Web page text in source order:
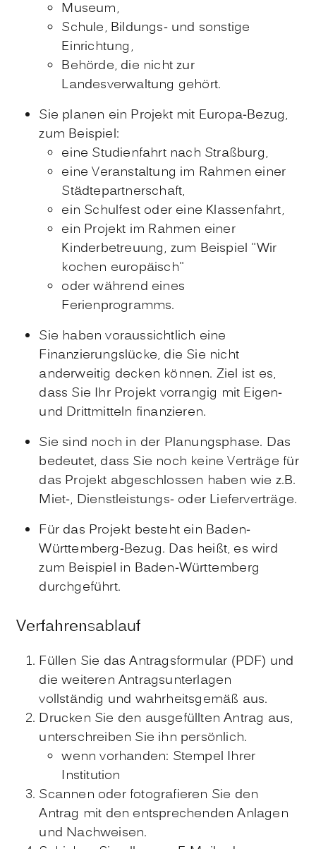
Museum,
Schule, Bildungs- und sonstige
Einrichtung,
Behörde, die nicht zur
Landesverwaltung gehört.
Sie planen ein Projekt mit Europa-Bezug,
zum Beispiel:
eine Studienfahrt nach Straßburg,
eine Veranstaltung im Rahmen einer
Städtepartnerschaft,
ein Schulfest oder eine Klassenfahrt,
ein Projekt im Rahmen einer
Kinderbetreuung, zum Beispiel "Wir
kochen europäisch"
oder während eines
Ferienprogramms.
Sie haben voraussichtlich eine
Finanzierungslücke, die Sie nicht
anderweitig decken können. Ziel ist es,
dass Sie Ihr Projekt vorrangig mit Eigen-
und Drittmitteln finanzieren.
Sie sind noch in der Planungsphase. Das
bedeutet, dass Sie noch keine Verträge für
das Projekt abgeschlossen haben wie z.B.
Miet-, Dienstleistungs- oder Lieferverträge.
Für das Projekt besteht ein Baden-
Württemberg-Bezug. Das heißt, es wird
zum Beispiel in Baden-Württemberg
durchgeführt.
Verfahrensablauf
Füllen Sie das Antragsformular (PDF) und
die weiteren Antragsunterlagen
vollständig und wahrheitsgemäß aus.
Drucken Sie den ausgefüllten Antrag aus,
unterschreiben Sie ihn persönlich.
wenn vorhanden: Stempel Ihrer
Institution
Scannen oder fotografieren Sie den
Antrag mit den entsprechenden Anlagen
und Nachweisen.